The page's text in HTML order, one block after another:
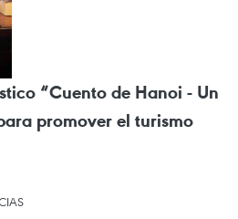
“Cuento de Hanoi - Un
promover el turismo